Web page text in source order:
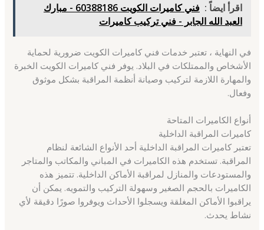
اقرأ ايضاً :
فني كاميرات الكويت 60388186 - مبارك
العبد الله الجابر - فني تركيب كاميرات
في النهاية ، تعتبر خدمات فني كاميرات الكويت ضرورية لحماية
الأشخاص والممتلكات في البلاد. يوفر فني كاميرات الكويت الخبرة
والمهارة اللازمة لتركيب وصيانة أنظمة المراقبة بشكل موثوق
وفعال.
أنواع الكاميرات المتاحة
كاميرات المراقبة الداخلية
تعتبر كاميرات المراقبة الداخلية أحد الأنواع الشائعة لنظام
المراقبة. تستخدم هذه الكاميرات في المباني والمكاتب والمتاجر
والمستودعات والمنازل لمراقبة الأماكن الداخلية. تتميز هذه
الكاميرات بالحجم الصغير وسهولة التركيب والتمويه. يمكن أن
يراقبوا الأماكن المغلقة ويسجلوا الأحداث ويوفروا صورًا دقيقة لأي
نشاط يحدث.